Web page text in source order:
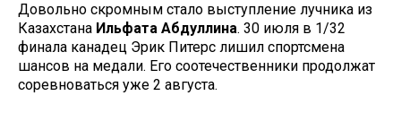
Довольно скромным стало выступление лучника из
Казахстана Ильфата Абдуллина. 30 июля в 1/32
финала канадец Эрик Питерс лишил спортсмена
шансов на медали. Его соотечественники продолжат
соревноваться уже 2 августа.